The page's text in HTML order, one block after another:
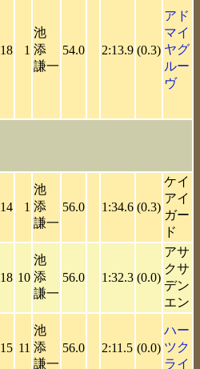
18 1
池
添
謙一
54.0 2:13.9 (0.3)
アド
マイ
ヤグ
ルー
ヴ
14 1
池
添
謙一
56.0 1:34.6 (0.3)
ケイ
アイ
ガー
ド
18 10
池
添
謙一
56.0 1:32.3 (0.0)
アサ
クサ
デン
エン
15 11
池
添
謙一
56.0 2:11.5 (0.0)
ハー
ツク
ライ